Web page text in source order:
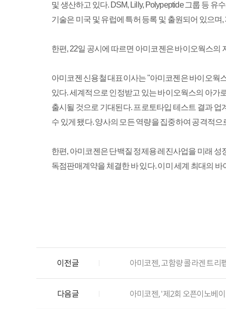
및 생산하고 있다. DSM, Lilly, Polypeptide 그룹 등
기술은 미국 및 유럽에 특허 등록 및 출원되어 있으
한편, 22일 공시에 따르면 아미코젠은 바이오웍스의
아미코젠 신용철 대표이사는 "아미코젠은 바이오웍
있다. 세계적으로 인정받고 있는 바이오웍스의 아가
출시될 것으로 기대된다. 프로토타입 테스트 결과
수 있게 됐다. 양사의 모든 역량을 집중하여 공격적
한편, 아미코젠은 단백질 정제용 레진사업을 미래
독점판매계약을 체결한 바 있다. 이미 세계 최대의
이전글 아미코젠, 고함량 콜라겐 트리
다음글 아미코젠, '제2회 오픈이노베